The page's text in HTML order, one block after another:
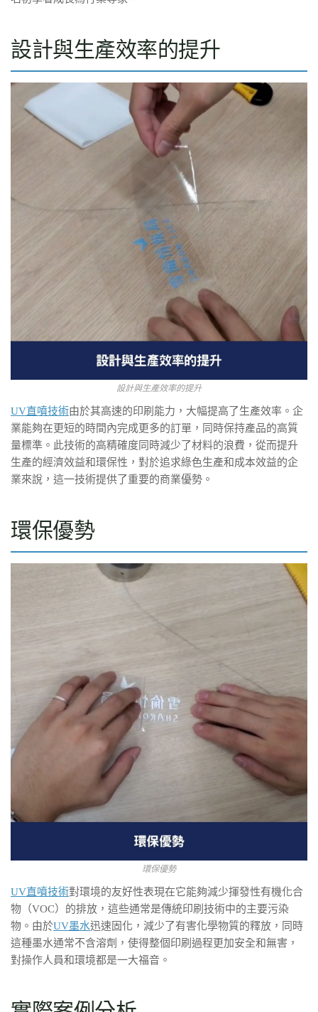
設計與生產效率的提升
設計與生產效率的提升
UV直噴技術由於其高速的印刷能力，大幅提高了生產效率。企
業能夠在更短的時間內完成更多的訂單，同時保持產品的高質
量標準。此技術的高精確度同時減少了材料的浪費，從而提升
生產的經濟效益和環保性，對於追求綠色生產和成本效益的企
業來說，這一技術提供了重要的商業優勢。
環保優勢
環保優勢
UV直噴技術對環境的友好性表現在它能夠減少揮發性有機化合
物（VOC）的排放，這些通常是傳統印刷技術中的主要污染
物。由於UV墨水迅速固化，減少了有害化學物質的釋放，同時
這種墨水通常不含溶劑，使得整個印刷過程更加安全和無害，
對操作人員和環境都是一大福音。